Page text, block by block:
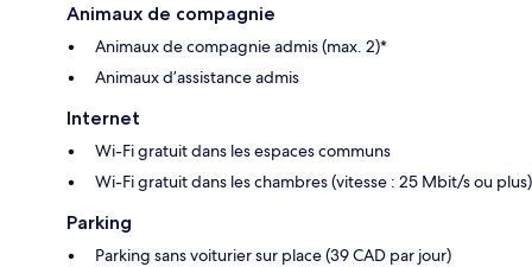
Animaux de compagnie
Animaux de compagnie admis (max. 2)*
Animaux d’assistance admis
Internet
Wi-Fi gratuit dans les espaces communs
Wi-Fi gratuit dans les chambres (vitesse : 25 Mbit/s ou plus)
Parking
Parking sans voiturier sur place (39 CAD par jour)